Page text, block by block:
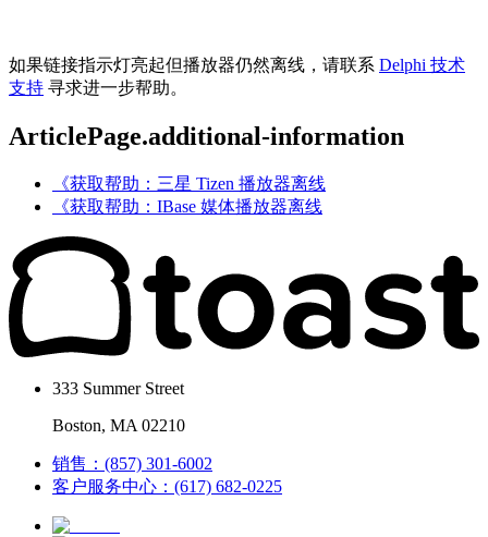
如果链接指示灯亮起但播放器仍然离线，请联系 Delphi 技术
支持 寻求进一步帮助。
ArticlePage.additional-information
《获取帮助：三星 Tizen 播放器离线
《获取帮助：IBase 媒体播放器离线
333 Summer Street
Boston, MA 02210
销售：(857) 301-6002
客户服务中心：(617) 682-0225